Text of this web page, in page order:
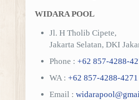
WIDARA POOL
Jl. H Tholib Cipete,
Jakarta Selatan, DKI
Phone : +62 857-4288-
WA : +62 857-4288-4271
Email :